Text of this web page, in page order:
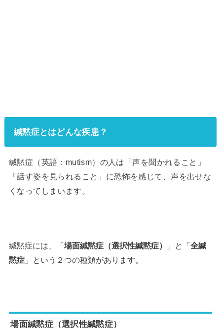
緘黙症とはどんな疾患？
緘黙症（英語：mutism）の人は「声を聞かれること」
「話す姿を見られること」に恐怖を感じて、声を出せな
くなってしまいます。
緘黙症には、「 場面緘黙症（選択性緘黙症） 」と「 全緘
黙症」という２つの種類があります。
場面緘黙症（選択性緘黙症）